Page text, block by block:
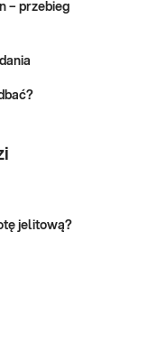
– przebieg
jelitową?